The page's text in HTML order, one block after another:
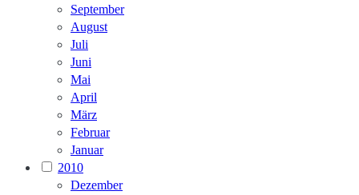
September
August
Juli
Juni
Mai
April
März
Februar
Januar
2010
Dezember